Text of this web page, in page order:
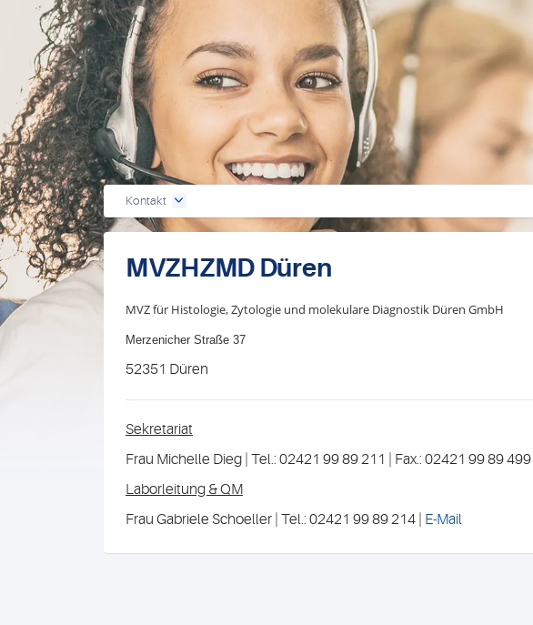
Kontakt
MVZHZMD Düren
MVZ für Histologie, Zytologie und molekulare Diagnostik Düren GmbH
Merzenicher Straße 37
52351 Düren
Sekretariat
Frau Michelle Dieg | Tel.: 02421 99 89 211 | Fax.: 02421 99 89 499 |
Laborleitung & QM
Frau Gabriele Schoeller | Tel.: 02421 99 89 214 | E-Mail